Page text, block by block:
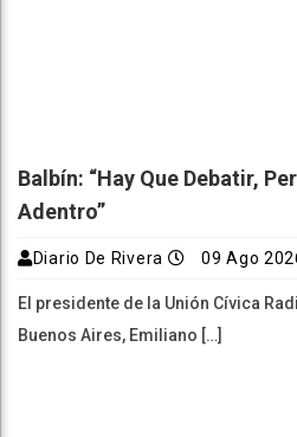
Balbín: “Hay Que Debatir,
Adentro”
Diario De Rivera 09 Ago
El presidente de la Unión Cívica
Buenos Aires, Emiliano […]